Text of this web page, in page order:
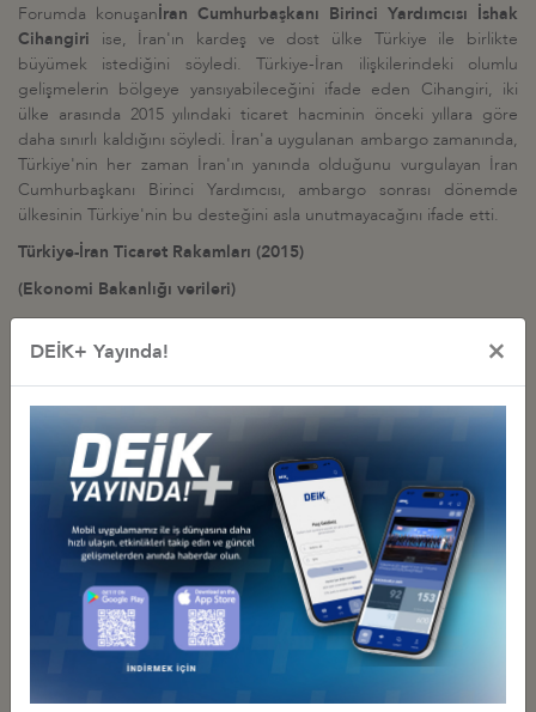
Forumda konuşanİran Cumhurbaşkanı Birinci Yardımcısı İshak
Cihangiri ise, İran'ın kardeş ve dost ülke Türkiye ile birlikte
büyümek istediğini söyledi. Türkiye-İran ilişkilerindeki olumlu
gelişmelerin bölgeye yansıyabileceğini ifade eden Cihangiri, iki
ülke arasında 2015 yılındaki ticaret hacminin önceki yıllara göre
daha sınırlı kaldığını söyledi. İran'a uygulanan ambargo zamanında,
Türkiye'nin her zaman İran'ın yanında olduğunu vurgulayan İran
Cumhurbaşkanı Birinci Yardımcısı, ambargo sonrası dönemde
ülkesinin Türkiye'nin bu desteğini asla unutmayacağını ifade etti.
Türkiye-İran Ticaret Rakamları (2015)
(Ekonomi Bakanlığı verileri)
Toplam Dış Ticaret Hacmi:9,761 milyar ABD doları
Türkiye'den İran'a yapılan ihracat:
mücevherci eşyası, lif levha, orta yoğunlukta, kara taşıtları için
aksam, parçaları, adi metallerden donanım, tertibat vb. eşya, tütün
ve mamülleri.
Türkiye'nin İran'dan yaptığı ithalat:
6,096 milyar ABD doları
Başlıca ithalat kalemleri:Petrol, akar yakıt ve yağlar, plastikler ve
hammaddeleri, bakır ve bakır eşyalar, gübre, organik kimyasallar.
Dış Ticaret Dengesi: (İran lehine) 2,431 milyar ABD doları
Önemli not: İran ekonomisine dair notları ve iki ülke ilişkilerine
ilişkin bilgileri içeren, DEİK tarafından hazırlanan Bilgi Notu
ekte dikkatinize sunulmaktadır.
DEİK+ Yayında! ×